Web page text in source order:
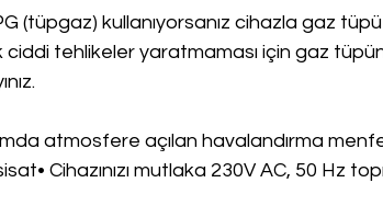
(tüpgaz) kullanıyorsanız cihazla gaz
ciddi tehlikeler yaratmaması için gaz
atmosfere açılan havalandırma
Cihazınızı mutlaka 230V AC, 50 Hz